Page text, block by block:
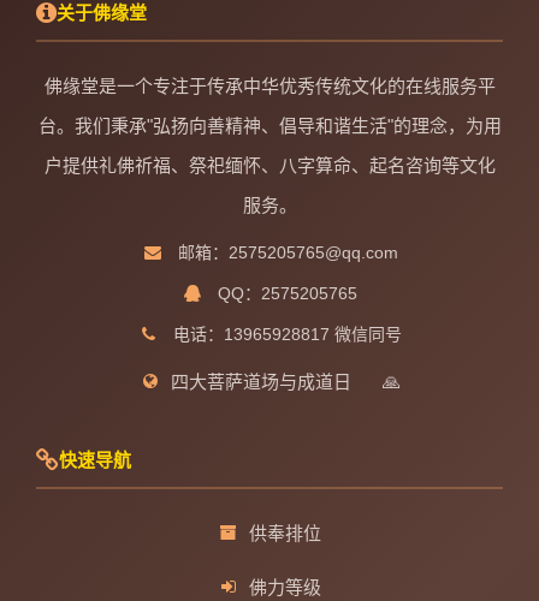
关于佛缘堂
佛缘堂是一个专注于传承中华优秀传统文化的在线服务平
台。我们秉承"弘扬向善精神、倡导和谐生活"的理念，为用
户提供礼佛祈福、祭祀缅怀、八字算命、起名咨询等文化
服务。
邮箱：2575205765@qq.com
QQ：2575205765
电话：13965928817 微信同号
四大菩萨道场与成道日 🙏
快速导航
供奉排位
佛力等级